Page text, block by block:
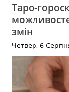
Таро-
змін
Четвер, 6